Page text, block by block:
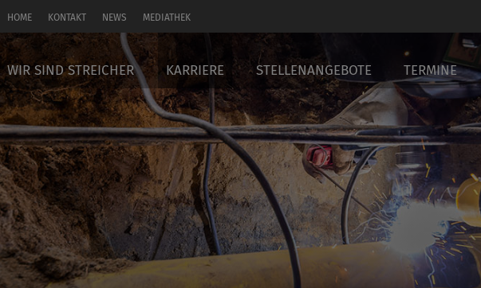
HOME KONTAKT NEWS MEDIATHEK
WIR SIND STREICHER KARRIERE STELLENANGEBOTE TERMINE